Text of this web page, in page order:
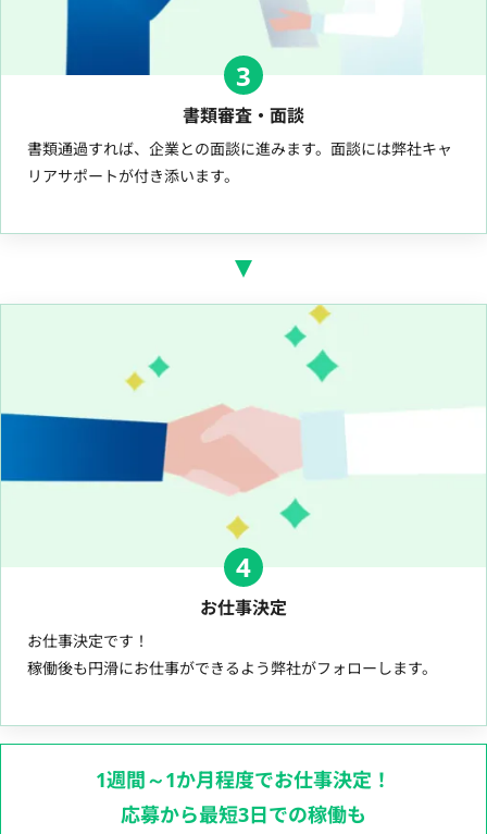
3
書類審査・面談
書類通過すれば、企業との面談に進みます。面談には弊社キャ
リアサポートが付き添います。
4
お仕事決定
お仕事決定です！
稼働後も円滑にお仕事ができるよう弊社がフォローします。
1週間～1か月程度でお仕事決定！
応募から最短3日での稼働も